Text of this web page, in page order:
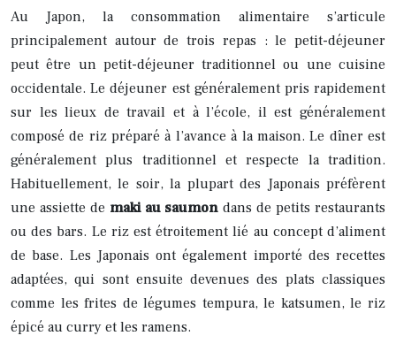
Au Japon, la consommation alimentaire s’articule
principalement autour de trois repas : le petit-déjeuner
peut être un petit-déjeuner traditionnel ou une cuisine
occidentale. Le déjeuner est généralement pris rapidement
sur les lieux de travail et à l’école, il est généralement
composé de riz préparé à l’avance à la maison. Le dîner est
généralement plus traditionnel et respecte la tradition.
Habituellement, le soir, la plupart des Japonais préfèrent
une assiette de maki au saumon dans de petits restaurants
ou des bars. Le riz est étroitement lié au concept d’aliment
de base. Les Japonais ont également importé des recettes
adaptées, qui sont ensuite devenues des plats classiques
comme les frites de légumes tempura, le katsumen, le riz
épicé au curry et les ramens.